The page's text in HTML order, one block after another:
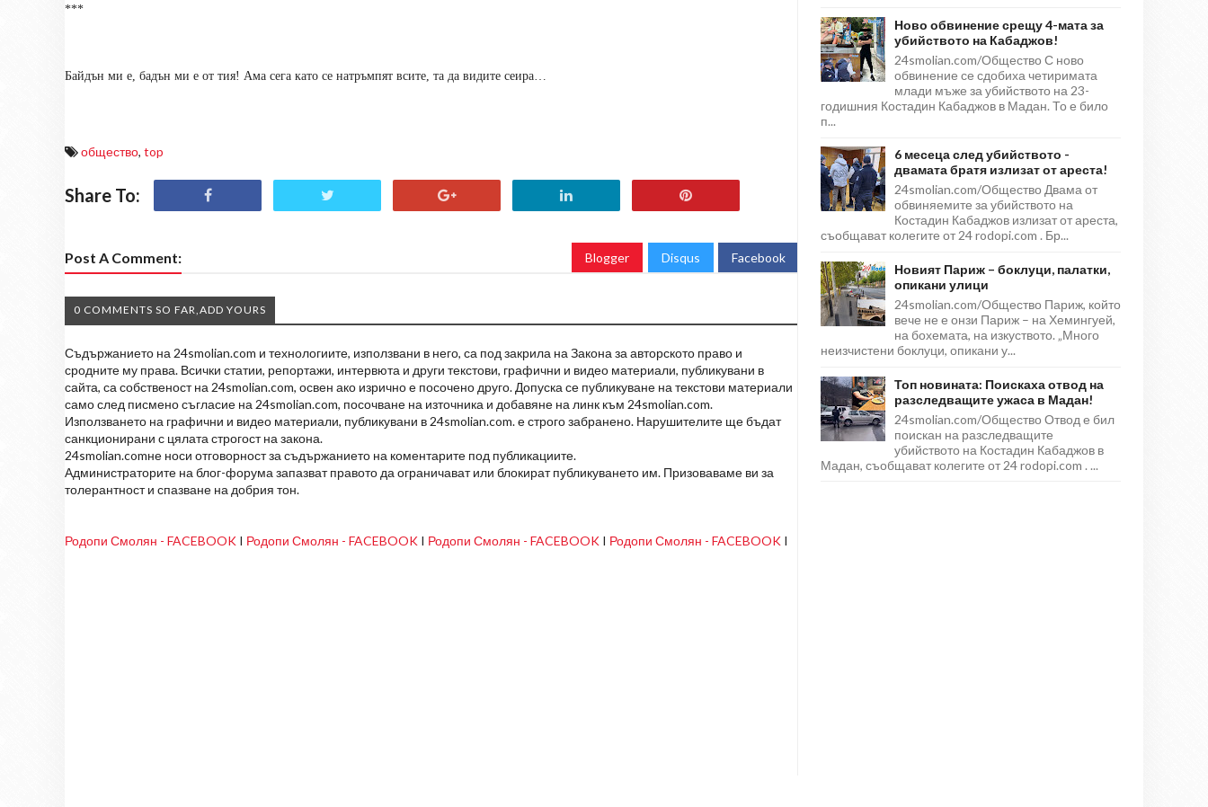
***
Байдън ми е, бадън ми е от тия! Ама сега като се натръмпят всите, та да видите сеира…
общество, top
Share To:
Post A Comment: Blogger Disqus Facebook
0 COMMENTS SO FAR,ADD YOURS
Съдържанието на 24smolian.com и технологиите, използвани в него, са под закрила на Закона за авторското право и
сродните му права. Всички статии, репортажи, интервюта и други текстови, графични и видео материали, публикувани в
сайта, са собственост на 24smolian.com, освен ако изрично е посочено друго. Допуска се публикуване на текстови материали
само след писмено съгласие на 24smolian.com, посочване на източника и добавяне на линк към 24smolian.com.
Използването на графични и видео материали, публикувани в 24smolian.com. е строго забранено. Нарушителите ще бъдат
санкционирани с цялата строгост на закона.
24smolian.comне носи отговорност за съдържанието на коментарите под публикациите.
Администраторите на блог-форума запазват правото да ограничават или блокират публикуването им. Призоваваме ви за
толерантност и спазване на добрия тон.
Родопи Смолян - FACEBOOK I Родопи Смолян - FACEBOOK I Родопи Смолян - FACEBOOK I Родопи Смолян - FACEBOOK I
Ново обвинение срещу 4-мата за
убийството на Кабаджов!
24smolian.com/Общество С ново
обвинение се сдобиха четиримата
млади мъже за убийството на 23-
годишния Костадин Кабаджов в Мадан. То е било
п...
6 месеца след убийството -
двамата братя излизат от ареста!
24smolian.com/Общество Двама от
обвиняемите за убийството на
Костадин Кабаджов излизат от ареста,
съобщават колегите от 24 rodopi.com . Бр...
Новият Париж – боклуци, палатки,
опикани улици
24smolian.com/Общество Париж, който
вече не е онзи Париж – на Хемингуей,
на бохемата, на изкуството. „Много
неизчистени боклуци, опикани у...
Топ новината: Поискаха отвод на
разследващите ужаса в Мадан!
24smolian.com/Общество Отвод е бил
поискан на разследващите
убийството на Костадин Кабаджов в
Мадан, съобщават колегите от 24 rodopi.com . ...